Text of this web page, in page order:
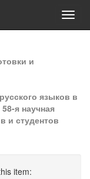
и
языков в
я научная
и студентов
item: